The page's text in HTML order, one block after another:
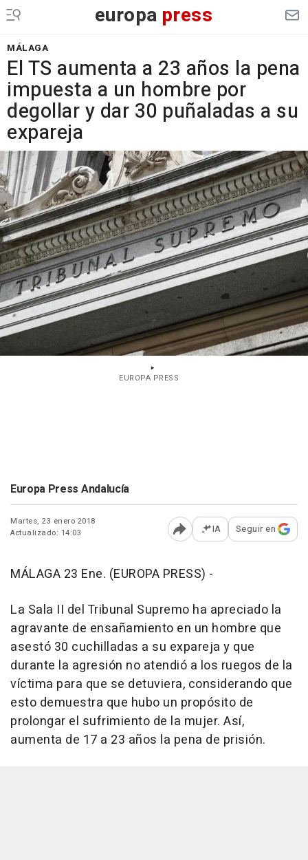
europa press
MÁLAGA
El TS aumenta a 23 años la pena
impuesta a un hombre por
degollar y dar 30 puñaladas a su
expareja
EUROPA PRESS
Europa Press Andalucía
Martes, 23 enero 2018
Actualizado: 14:03
Abrir opciones para
IA Seguir en
MÁLAGA 23 Ene. (EUROPA PRESS) -
La Sala II del Tribunal Supremo ha apreciado la
agravante de ensañamiento en un hombre que
asestó 30 cuchilladas a su expareja y que
durante la agresión no atendió a los ruegos de la
víctima para que se detuviera, considerando que
esto demuestra que hubo un propósito de
prolongar el sufrimiento de la mujer. Así,
aumenta de 17 a 23 años la pena de prisión.